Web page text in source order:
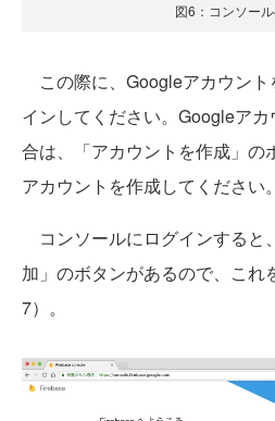
図6：コンソー
この際に、Googleアカウン
インしてください。Googleア
合は、「アカウントを作成」の
アカウントを作成してください。
コンソールにログインすると
加」のボタンがあるので、これ
7）。